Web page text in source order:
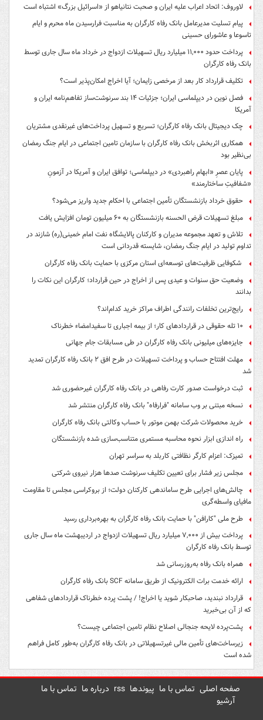
لاوروف: اتحاد اعراب علیه ایران و صحبت نتانیاهو از «اسرائیل بزرگ» اشتباه است
پیام تسلیت مدیرعامل بانک رفاه کارگران به مناسبت فرارسیدن ماه محرم و ایام
تاسوعا و عاشورای حسینی
پرداخت حدود ۱۱,۰۰۰ میلیارد ریال تسهیلات ازدواج در خرداد ماه سال جاری توسط
بانک رفاه کارگران
تکلیف قرارداد کار بعد از مرخصی زایمان؛ آیا اخراج امکان‌پذیر است؟
فصل نوین در دیپلماسی ایران؛ جزئیات ۱۴ بند سرنوشت‌ساز تفاهم‌نامه ایران و
آمریکا
چک دیجیتال بانک رفاه کارگران؛ تسریع و تسهیل پرداخت‌های غیرنقدی مشتریان
همکاری اثربخش بانک رفاه کارگران با سازمان تامین اجتماعی در ایام جنگ رمضان
بی‌نظیر بود
پایان عصرِ «ابهام راهبردی» در دیپلماسی؛ توافق ایران و آمریکا در آزمونِ
«شفافیتِ ساختارمند»
حقوق خرداد بازنشستگان تأمین اجتماعی با احکام جدید واریز می‌شود؟
مبلغ تسهیلات قرض الحسنه بازنشستگان به ۶۰ میلیون تومان افزایش یافت
تلاش و تعهد مجموعه مدیران و کارکنان پالایشگاه نفت امام خمینی(ره) شازند در
تداوم تولید در ایام جنگ رمضان، شایسته قدردانی است
شکوفایی ظرفیت‌های توسعه‌ای استان مرکزی با حمایت بانک رفاه کارگران
وضعیت حق سنوات و عیدی پس از اخراج در حین قرارداد؛ کارگران این نکات را
بدانند
رایج‌ترین تخلفات رانندگی اطراف مراکز خرید کدام‌اند؟
۱۰ تله حقوقی در قراردادهای کار؛ از بیمه اجباری تا سفیدامضاء خطرناک
جایزه‌های میلیونی بانک رفاه کارگران در طی مسابقات جام جهانی
مهلت افتتاح حساب و پرداخت تسهیلات در طرح افق ۲ بانک رفاه کارگران تمدید
شد
ثبت درخواست صدور کارت رفاهی در بانک رفاه کارگران غیرحضوری شد
نسخه مبتنی بر وب سامانه "فرارفاه" بانک رفاه کارگران منتشر شد
خرید محصولات شرکت بهمن موتور با حساب وکالتی بانک رفاه کارگران
راه اندازی ابزار نحوه محاسبه مستمری متناسب‌سازی شده بازنشستگان
تمیزک: اعزام کارگر نظافتی کاربلد به سراسر تهران
مجلس زیر فشار برای تعیین تکلیف سرنوشت صدها هزار نیروی شرکتی
چالش‌های اجرایی طرح ساماندهی کارکنان دولت؛ از بروکراسی مجلس تا مقاومت
مافیای واسطه‌گری
طرح ملی "کارافن" با حمایت بانک رفاه کارگران به بهره‌برداری رسید
پرداخت بیش از ۷,۰۰۰ میلیارد ریال تسهیلات ازدواج در اردیبهشت ماه سال جاری
توسط بانک رفاه کارگران
همراه بانک رفاه به‌روزرسانی شد
ارائه خدمت برات الکترونیک از طریق سامانه SCF بانک رفاه کارگران
قرارداد نبندید، صاحبکار شوید یا اخراج! / پشت پرده خطرناک قراردادهای شفاهی
که از آن بی‌خبرید
پشت‌پرده لایحه جنجالی اصلاح نظام تامین اجتماعی چیست؟
زیرساخت‌های تأمین مالی غیرتسهیلاتی در بانک رفاه کارگران به‌طور کامل فراهم
شده است
صفحه اصلی تماس با ما پیوندها rss درباره ما تماس با ما
آرشیو